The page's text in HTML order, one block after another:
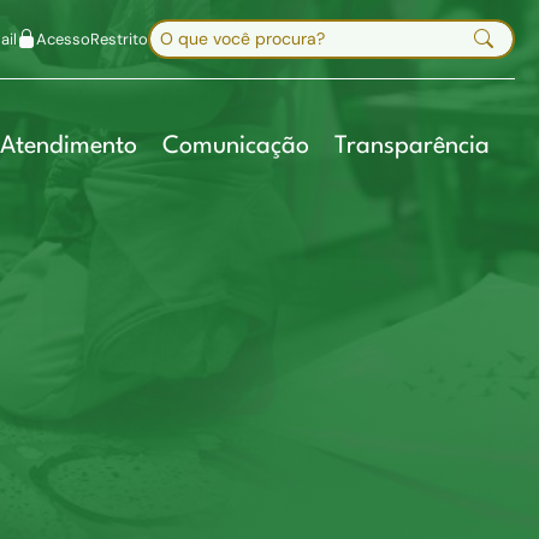
Mapa do site
AcessoRestritoBuscar no site
Digite sua busca e pressione Enter
Atendimento Comunicação Transparência